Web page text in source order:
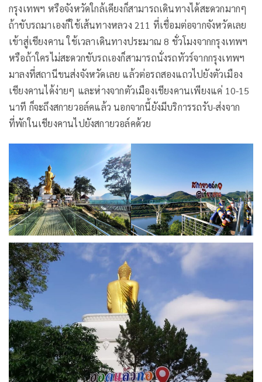
กรุงเทพฯ หรือจังหวัดใกล้เคียงก็สามารถเดินทางได้สะดวกมากๆ
ถ้าขับรถมาเองก็ใช้เส้นทางหลวง 211 ที่เชื่อมต่อจากจังหวัดเลย
เข้าสู่เชียงคาน ใช้เวลาเดินทางประมาณ 8 ชั่วโมงจากกรุงเทพฯ
หรือถ้าใครไม่สะดวกขับรถเองก็สามารถนั่งรถทัวร์จากกรุงเทพฯ
มาลงที่สถานีขนส่งจังหวัดเลย แล้วต่อรถสองแถวไปยังตัวเมือง
เชียงคานได้ง่ายๆ และห่างจากตัวเมืองเชียงคานเพียงแค่ 10-15
นาที ก็จะถึงสกายวอล์คแล้ว นอกจากนี้ยังมีบริการรถรับ-ส่งจาก
ที่พักในเชียงคานไปยังสกายวอล์คด้วย